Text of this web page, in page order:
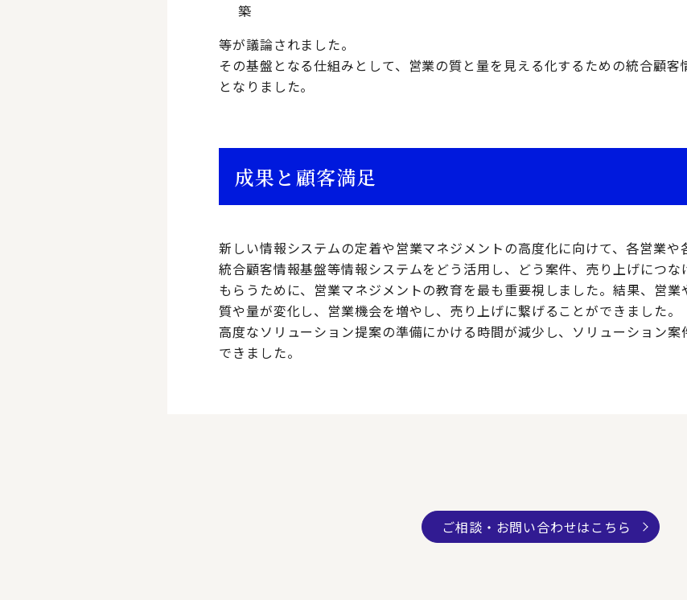
築
等が議論されました。
その基盤となる仕組みとして、営業の質と量を見える化するための統合顧客
となりました。
成果と顧客満足
新しい情報システムの定着や営業マネジメントの高度化に向けて、各営業や
統合顧客情報基盤等情報システムをどう活用し、どう案件、売り上げにつな
もらうために、営業マネジメントの教育を最も重要視しました。結果、営
質や量が変化し、営業機会を増やし、売り上げに繋げることができました。
高度なソリューション提案の準備にかける時間が減少し、ソリューション
できました。
ご相談・お問い合わせはこちら